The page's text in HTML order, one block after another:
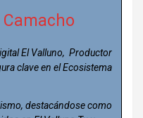
El Valluno, Productor
clave en el Ecosistema
destacándose como